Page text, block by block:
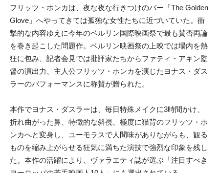
フリッツ・ホンカは、夜な夜な行きつけのバー「The Golden
Glove」へやってきては孤独な女性たちに近づいていた。衝
撃的な内容ゆえに今年のベルリン国際映画祭で最も賛否両論
を巻き起こした問題作。ベルリン映画祭の上映では場内を熱
狂に包み、記者会見では批評家たちからファティ・アキン監
督の演出力、主人公フリッツ・ホンカを演じたヨナス・ダス
ラーのパフォーマンスに称賛が贈られた。
本作でヨナス・ダスラーは、毎日特殊メイクに3時間かけ、
折れ曲がった鼻、特徴的な斜視、極度に猫背のフリッツ・ホ
ンカへと変身し、ユーモラスで人間味がありながらも、観る
ものを縮み上がらせる狂気に満ちた演技で強烈な印象を残し
た。本作の活躍により、ヴァラエティ誌が選ぶ「注目すべき